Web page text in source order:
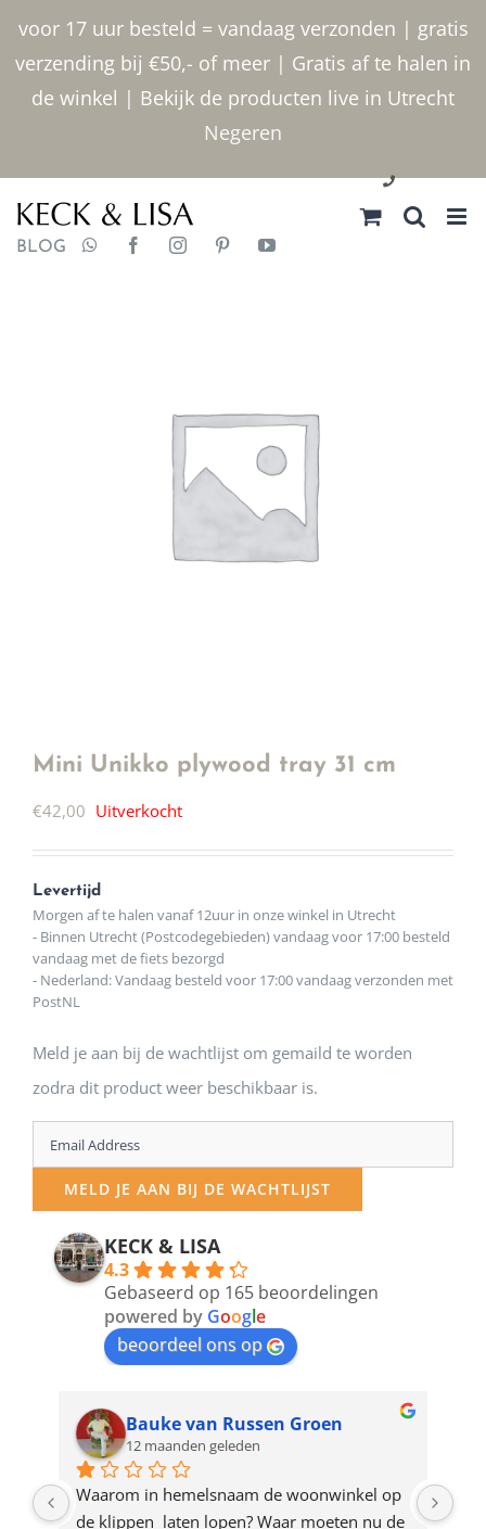
voor 17 uur besteld = vandaag verzonden | gratis
verzending bij €50,- of meer | Gratis af te halen in
de winkel | Bekijk de producten live in Utrecht
Negeren
inhoud
030 2400000
BLOG
Mini Unikko plywood tray 31 cm
€42,00 Uitverkocht
Levertijd
Morgen af te halen vanaf 12uur in onze winkel in Utrecht
- Binnen Utrecht (Postcodegebieden) vandaag voor 17:00 besteld
vandaag met de fiets bezorgd
- Nederland: Vandaag besteld voor 17:00 vandaag verzonden met
PostNL
Meld je aan bij de wachtlijst om gemaild te worden
zodra dit product weer beschikbaar is.
Enter
your
email
address
product
MELD JE AAN BIJ DE WACHTLIJST
KECK & LISA
4.3
Gebaseerd op 165 beoordelingen
powered by Google
beoordeel ons op
Bauke van Russen Groen
12 maanden geleden
Waarom in hemelsnaam de woonwinkel op
de klippen  laten lopen? Waar moeten nu de